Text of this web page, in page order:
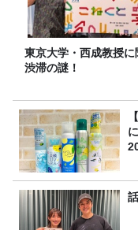
東京大学・西成教授に
渋滞の謎！